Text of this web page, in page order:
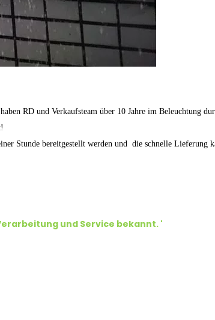
RD und Verkaufsteam über 10 Jahre im Beleuchtung
Stunde bereitgestellt werden und die schnelle Lieferung
und Service bekannt.'